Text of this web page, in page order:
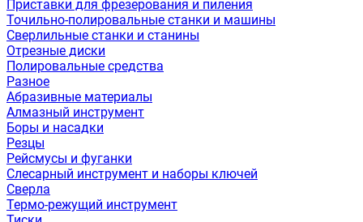
Приставки для фрезерования и пиления
Точильно-полировальные станки и машины
Сверлильные станки и станины
Отрезные диски
Полировальные средства
Разное
Абразивные материалы
Алмазный инструмент
Боры и насадки
Резцы
Рейсмусы и фуганки
Слесарный инструмент и наборы ключей
Сверла
Термо-режущий инструмент